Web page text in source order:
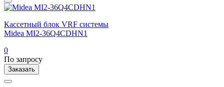
Кассетный блок VRF системы
Midea MI2-36Q4CDHN1
0
По запросу
Заказать